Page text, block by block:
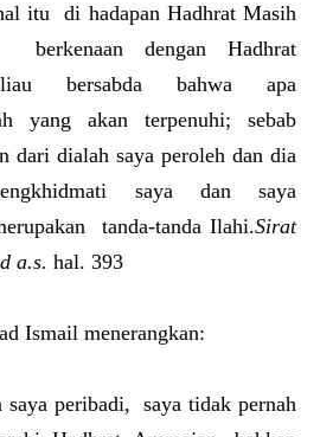
itu di hadapan Hadhrat Masih
dengan Hadhrat
bersabda bahwa apa
yang akan terpenuhi; sebab
dari dialah saya peroleh dan dia
saya dan saya
tanda-tanda Ilahi.Sirat
a.s. hal. 393
Ismail menerangkan:
saya peribadi, saya tidak pernah